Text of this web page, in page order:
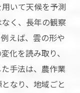
いて天候を予測
く、長年の観察
えば、雲の形や
化を読み取り、
手法は、農作業
なり、地域ごと